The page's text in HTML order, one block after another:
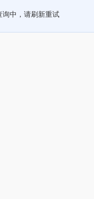
询中，请刷新重试